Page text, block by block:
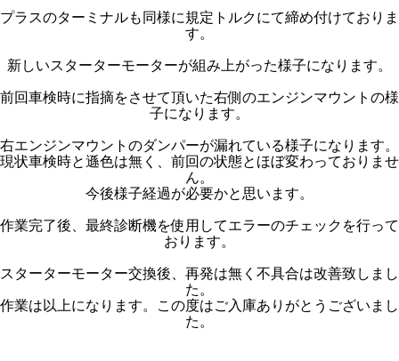
プラスのターミナルも同様に規定トルクにて締め付けておりま
す。
新しいスターターモーターが組み上がった様子になります。
前回車検時に指摘をさせて頂いた右側のエンジンマウントの様
子になります。
右エンジンマウントのダンパーが漏れている様子になります。
現状車検時と遜色は無く、前回の状態とほぼ変わっておりませ
ん。
今後様子経過が必要かと思います。
作業完了後、最終診断機を使用してエラーのチェックを行って
おります。
スターターモーター交換後、再発は無く不具合は改善致しまし
た。
作業は以上になります。この度はご入庫ありがとうございまし
た。